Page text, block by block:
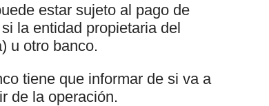
estar sujeto al pago de
la entidad propietaria del
u otro banco.
tiene que informar de si va a
de la operación.